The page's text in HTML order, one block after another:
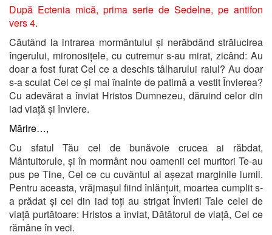
După Ectenia mică, prima serie de Sedelne, pe antifon
vers 4.
Căutând la intrarea mormântului și nerăbdând strălucirea
îngerului, mironosițele, cu cutremur s-au mirat, zicând: Au
doar a fost furat Cel ce a deschis tâlharului raiul? Au doar
s-a sculat Cel ce și mai înainte de patimă a vestit Învierea?
Cu adevărat a înviat Hristos ­Dumnezeu, dăruind celor din
iad viață și înviere.
Mărire…,
Cu sfatul Tău cel de bunăvoie crucea ai răbdat,
Mântuitorule, și în mormânt nou oamenii cei muritori Te-au
pus pe Tine, Cel ce cu cuvântul ai așezat marginile lumii.
Pentru aceasta, vrăjmașul fiind înlănțuit, moartea cumplit s-
a prădat și cei din iad toți au strigat Învierii Tale celei de
viață purtătoare: Hristos a înviat, Dătătorul de viață, Cel ce
rămâne în veci.